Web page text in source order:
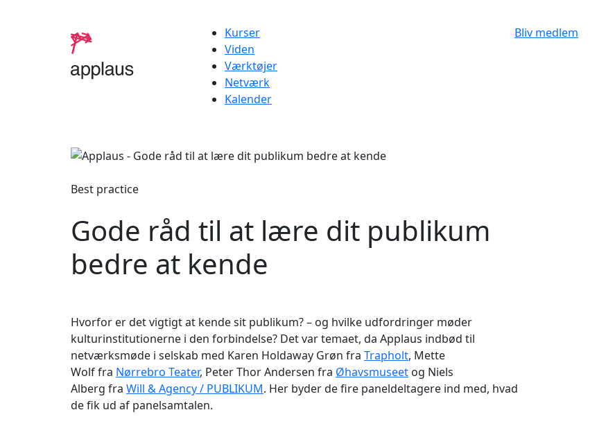
Kurser
Viden
Værktøjer
Netværk
Kalender
Bliv medlem
Best practice
Gode råd til at lære dit publikum
bedre at kende
Hvorfor er det vigtigt at kende sit publikum? – og hvilke udfordringer møder
kulturinstitutionerne i den forbindelse? Det var temaet, da Applaus indbød til
netværksmøde i selskab med Karen Holdaway Grøn fra Trapholt, Mette
Wolf fra Nørrebro Teater, Peter Thor Andersen fra Øhavsmuseet og Niels
Alberg fra Will & Agency / PUBLIKUM. Her byder de fire paneldeltagere ind med, hvad
de fik ud af panelsamtalen.